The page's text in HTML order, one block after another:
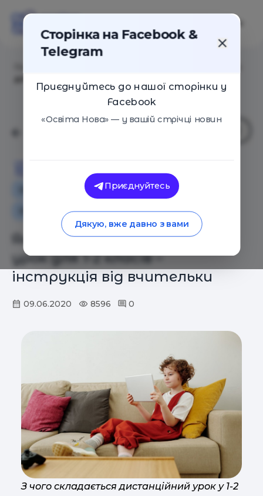
Особистий досвід
Як це працює
Освіта в Україні
Поради
Як розробити дистанційний
урок для 1-2 класів –
інструкція від вчительки
09.06.2020 8596 0
З чого складається дистанційний урок у 1-2
Сторінка на Facebook &
Telegram
Приєднуйтесь до нашої сторінки у
Facebook
«Освіта Нова» — у вашій стрічці новин
Приєднуйтесь
Дякую, вже давно з вами